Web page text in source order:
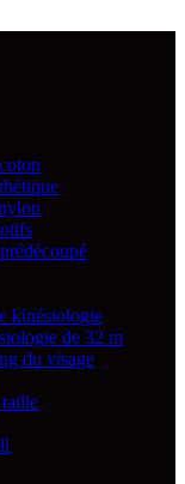
kinésiologie
de 32 m
du visage